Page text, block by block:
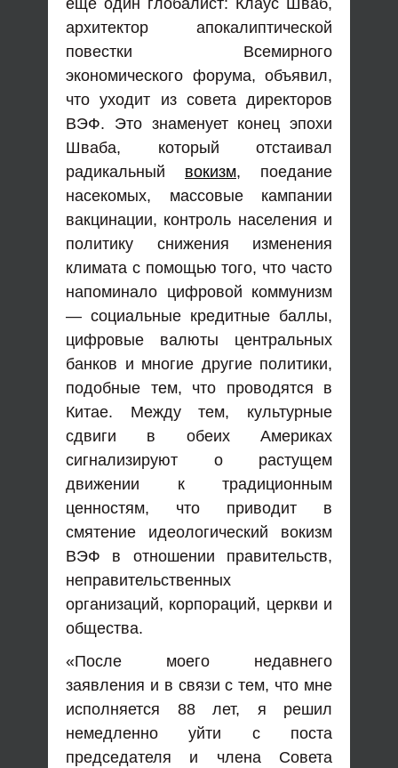
еще один глобалист: Клаус Шваб,
архитектор апокалиптической
повестки Всемирного
экономического форума, объявил,
что уходит из совета директоров
ВЭФ. Это знаменует конец эпохи
Шваба, который отстаивал
радикальный вокизм, поедание
насекомых, массовые кампании
вакцинации, контроль населения и
политику снижения изменения
климата с помощью того, что часто
напоминало цифровой коммунизм
— социальные кредитные баллы,
цифровые валюты центральных
банков и многие другие политики,
подобные тем, что проводятся в
Китае. Между тем, культурные
сдвиги в обеих Америках
сигнализируют о растущем
движении к традиционным
ценностям, что приводит в
смятение идеологический вокизм
ВЭФ в отношении правительств,
неправительственных
организаций, корпораций, церкви и
общества.
«После моего недавнего
заявления и в связи с тем, что мне
исполняется 88 лет, я решил
немедленно уйти с поста
председателя и члена Совета